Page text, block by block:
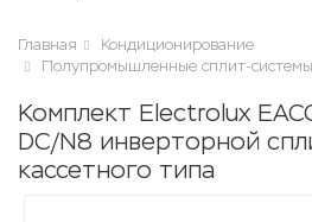
Главная
Кондиционирование
Полупромышленные сплит-системы
Комплект Electrolux
DC/N8 инверторной
кассетного типа